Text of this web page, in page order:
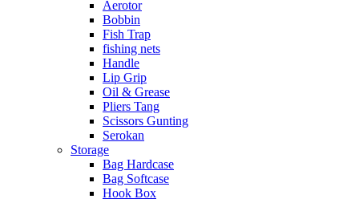
Aerotor
Bobbin
Fish Trap
fishing nets
Handle
Lip Grip
Oil & Grease
Pliers Tang
Scissors Gunting
Serokan
Storage
Bag Hardcase
Bag Softcase
Hook Box